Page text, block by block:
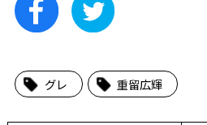
グレ 重留広輝